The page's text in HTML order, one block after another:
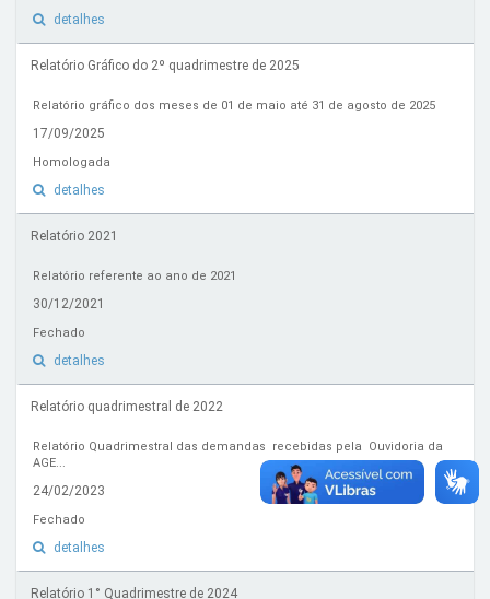
detalhes
Relatório Gráfico do 2º quadrimestre de 2025
Relatório gráfico dos meses de 01 de maio até 31 de agosto de 2025
17/09/2025
Homologada
detalhes
Relatório 2021
Relatório referente ao ano de 2021
30/12/2021
Fechado
detalhes
Relatório quadrimestral de 2022
Relatório Quadrimestral das demandas recebidas pela Ouvidoria da
AGE...
24/02/2023
Fechado
detalhes
Relatório 1° Quadrimestre de 2024